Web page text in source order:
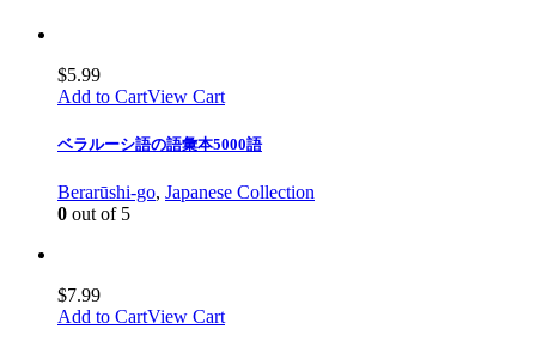
$5.99
Add to CartView Cart
ベラルーシ語の語彙本5000語
Berarūshi-go, Japanese Collection
0 out of 5
$7.99
Add to CartView Cart